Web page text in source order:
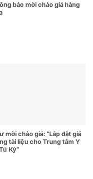
báo mời chào giá hàng
mời chào giá: “Lắp đặt giá
tài liệu cho Trung tâm Y
Kỳ”